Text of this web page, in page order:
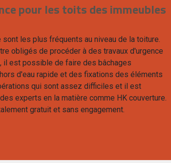
pour les toits des immeubles
les plus fréquents au niveau de la toiture.
obligés de procéder à des travaux d'urgence
il est possible de faire des bâchages
d'eau rapide et des fixations des éléments
qui sont assez difficiles et il est
experts en la matière comme HK couverture.
gratuit et sans engagement.